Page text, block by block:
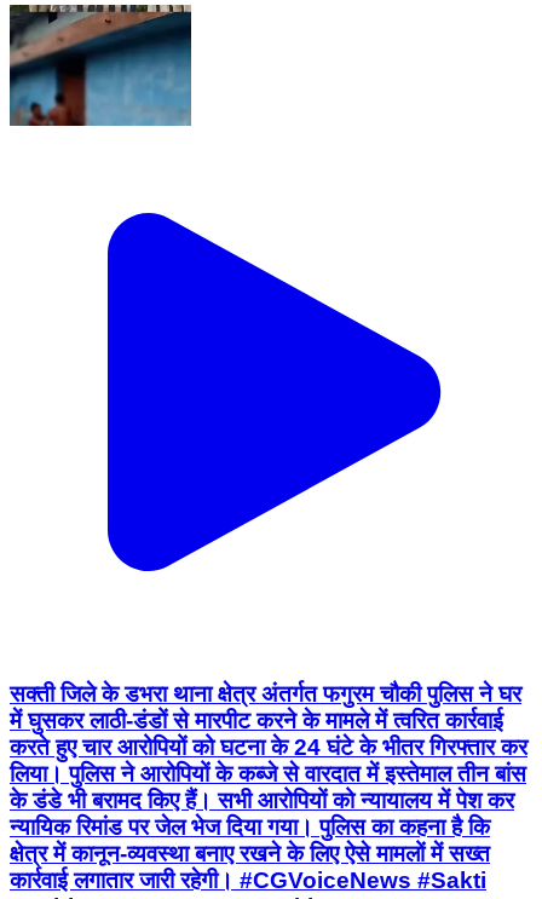
सक्ती जिले के डभरा थाना क्षेत्र अंतर्गत फगुरम चौकी पुलिस ने घर
में घुसकर लाठी-डंडों से मारपीट करने के मामले में त्वरित कार्रवाई
करते हुए चार आरोपियों को घटना के 24 घंटे के भीतर गिरफ्तार कर
लिया। पुलिस ने आरोपियों के कब्जे से वारदात में इस्तेमाल तीन बांस
के डंडे भी बरामद किए हैं। सभी आरोपियों को न्यायालय में पेश कर
न्यायिक रिमांड पर जेल भेज दिया गया। पुलिस का कहना है कि
क्षेत्र में कानून-व्यवस्था बनाए रखने के लिए ऐसे मामलों में सख्त
कार्रवाई लगातार जारी रहेगी। #CGVoiceNews #Sakti